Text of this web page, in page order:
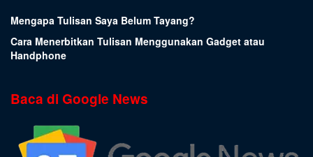
Mengapa Tulisan Saya Belum Tayang?
Cara Menerbitkan Tulisan Menggunakan Gadget atau
Handphone
Baca di Google News